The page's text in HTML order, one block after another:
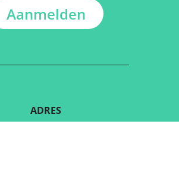
Aanmelden
ADRES